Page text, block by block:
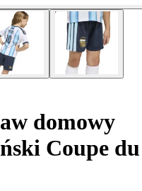
domowy
Coupe du